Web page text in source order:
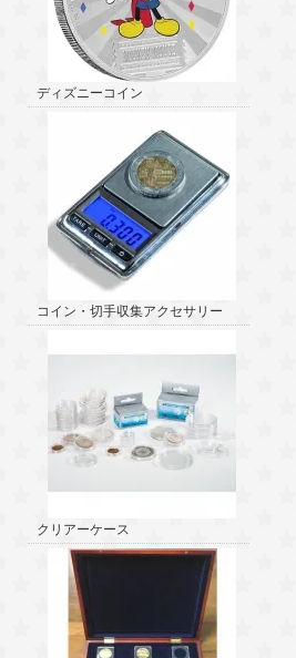
ディズニーコイン
コイン・切手収集アクセサリー
クリアーケース